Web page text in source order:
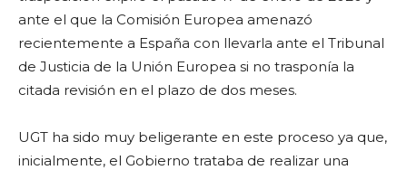
ante el que la Comisión Europea amenazó
recientemente a España con llevarla ante el Tribunal
de Justicia de la Unión Europea si no trasponía la
citada revisión en el plazo de dos meses.
UGT ha sido muy beligerante en este proceso ya que,
inicialmente, el Gobierno trataba de realizar una